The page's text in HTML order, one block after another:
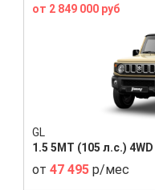
от 2 849 000 руб
GL
1.5 5MT (105 л.с.) 4WD
от 47 495 р/мес